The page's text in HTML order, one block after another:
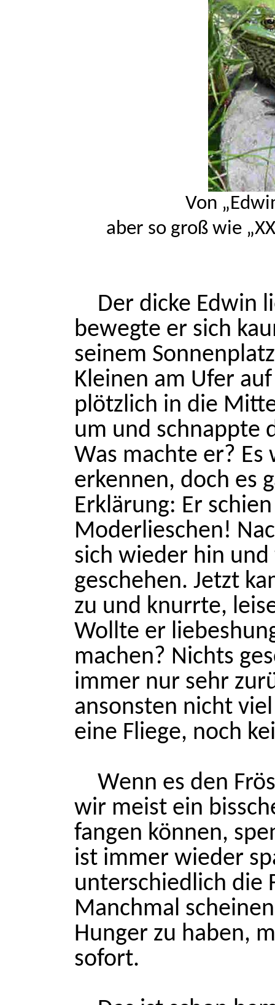
Von
aber so groß wie
Der dicke Edwin
bewegte er sich
seinem
Kleinen am Ufer
plötzlich in die
um und schnappte
Was machte er?
erkennen, doch es
Erklärung: Er
Moderlieschen!
sich wieder hin und
geschehen. Jetzt
zu und knurrte,
Wollte er
machen? Nichts
immer nur sehr
ansonsten nicht
eine Fliege, noch
Wenn es den
wir meist ein
fangen können,
ist immer wieder
unterschiedlich die
Manchmal
Hunger zu haben,
sofort.